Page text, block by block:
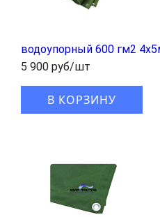
водоупорный 600 гм2
5 900 руб/шт
В КОРЗИНУ